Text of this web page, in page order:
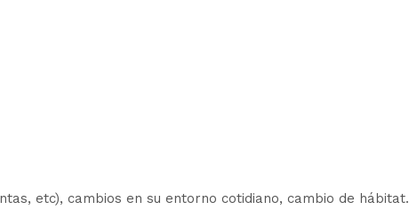
etc), cambios en su entorno cotidiano, cambio de hábitat.